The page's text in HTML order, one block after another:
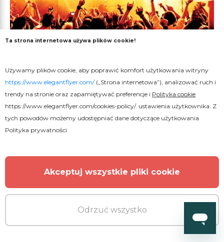
Darmowe
Muzyka disco na całym świecie.
Ta strona internetowa używa plików cookie!
Używamy plików cookie, aby poprawić komfort użytkowania witryny
https://www.elegantflyer.com/(„Strona internetowa”), analizować ruch i
trendy na stronie oraz zapamiętywać preferencje i Polityka cookie
https://www.elegantflyer.com/cookies-policy/. ustawienia użytkownika. Z
tych powodów możemy udostępniać dane dotyczące użytkowania
Polityka prywatności
Akceptuj wszystkie pliki cookie
Odrzuć wszystko